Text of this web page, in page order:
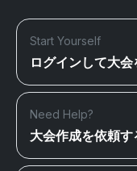
Start Yourself
ログインして大会
Need Help?
大会作成を依頼す